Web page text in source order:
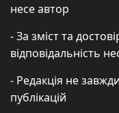
несе автор
- За зміст та
відповідальність
- Редакція не
публікацій